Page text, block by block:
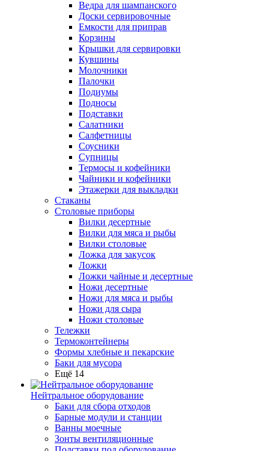
Ведра для шампанского
Доски сервировочные
Емкости для приправ
Корзины
Крышки для сервировки
Кувшины
Молочники
Палочки
Подиумы
Подносы
Подставки
Салатники
Салфетницы
Соусники
Супницы
Термосы и кофейники
Чайники и кофейники
Этажерки для выкладки
Стаканы
Столовые приборы
Вилки десертные
Вилки для мяса и рыбы
Вилки столовые
Ложка для закусок
Ложки
Ложки чайные и десертные
Ножи десертные
Ножи для мяса и рыбы
Ножи для сыра
Ножи столовые
Тележки
Термоконтейнеры
Формы хлебные и пекарские
Баки для мусора
Ещё 14
Нейтральное оборудование
Баки для сбора отходов
Барные модули и станции
Ванны моечные
Зонты вентиляционные